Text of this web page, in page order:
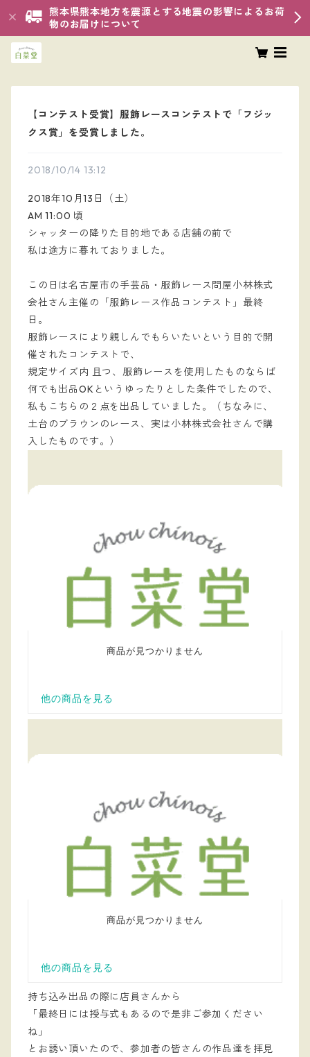
熊本県熊本地方を震源とする地震の影響によるお荷
物のお届けについて
【コンテスト受賞】服飾レースコンテストで「フジッ
クス賞」を受賞しました。
2018/10/14 13:12
2018年10月13日（土）
AM 11:00 頃
シャッターの降りた目的地である店舗の前で
私は途方に暮れておりました。
この日は名古屋市の手芸品・服飾レース問屋小林株式
会社さん主催の「服飾レース作品コンテスト」最終
日。
服飾レースにより親しんでもらいたいという目的で開
催されたコンテストで、
規定サイズ内 且つ、服飾レースを使用したものならば
何でも出品OKというゆったりとした条件でしたので、
私もこちらの２点を出品していました。（ちなみに、
土台のブラウンのレース、実は小林株式会社さんで購
入したものです。）
持ち込み出品の際に店員さんから
「最終日には授与式もあるので是非ご参加ください
ね」
とお誘い頂いたので、参加者の皆さんの作品達を拝見